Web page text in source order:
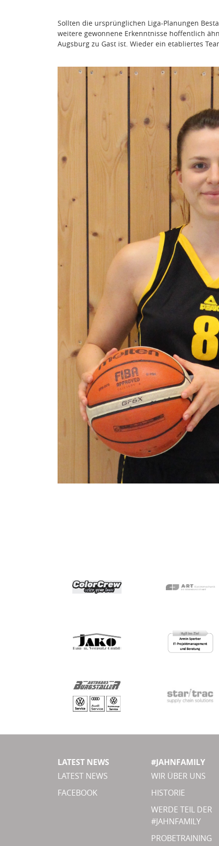
Sollten die ursprünglichen Liga-Planungen
weitere gewonnene Erkenntnisse hoffentlich
Augsburg zu Gast ist. Wieder ein etabliertes
LATEST NEWS
LATEST NEWS
FACEBOOK
#JAHNFAMILY
WIR ÜBER UNS
HISTORIE
WERDE TEIL DER
#JAHNFAMILY
PROBETRAINING